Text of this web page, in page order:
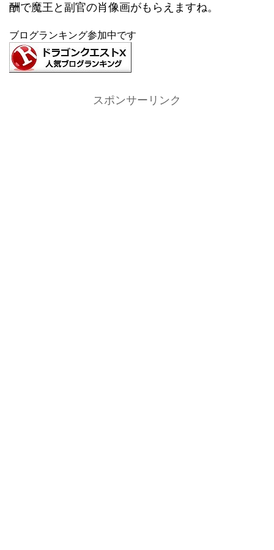
酬で魔王と副官の肖像画がもらえますね。
ブログランキング参加中です
スポンサーリンク